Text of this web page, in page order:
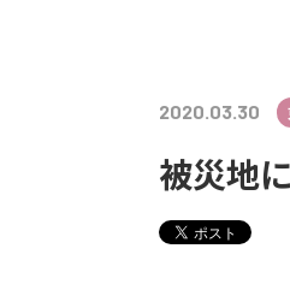
2020.03.30
被災地